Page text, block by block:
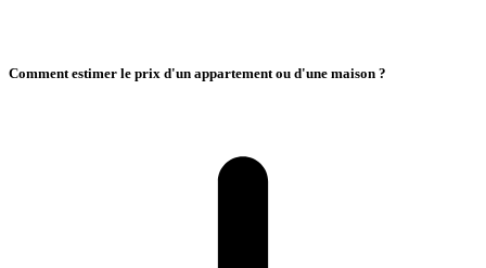
Comment estimer le prix d'un appartement ou d'une maison ?